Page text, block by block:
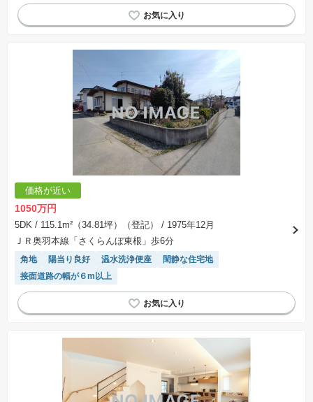
価格が近い
1050万円
5DK / 115.1m²（34.81坪）（登記）
/ 1975年12月
ＪＲ奥羽本線「さくらんぼ東根」歩6分
角地 陽当り良好 温水洗浄便座
閑静な住宅地
接面道路の幅が６m以上